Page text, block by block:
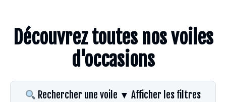
Découvrez toutes nos voiles
d'occasions
Rechercher une voile ▼ Afficher les filtres